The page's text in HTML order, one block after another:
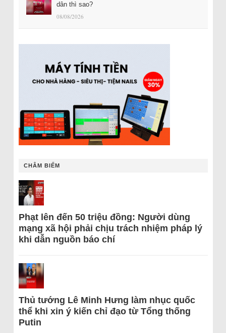
dân thì sao?
08/08/2026
CHÂM BIẾM
Phạt lên đến 50 triệu đồng: Người dùng
mạng xã hội phải chịu trách nhiệm pháp lý
khi dẫn nguồn báo chí
Thủ tướng Lê Minh Hưng làm nhục quốc
thể khi xin ý kiến chỉ đạo từ Tổng thống
Putin